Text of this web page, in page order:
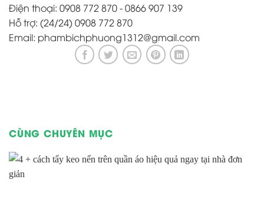
Điện thoại: 0908 772 870 - 0866 907 139
Hỗ trợ: (24/24) 0908 772 870
Email: phambichphuong1312@gmail.com
CÙNG CHUYÊN MỤC